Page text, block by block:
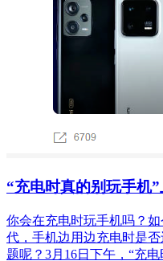
“充电时真的别玩手机
你会在充电时玩手机吗？
代，手机边用边充电时是
题呢？3月16日下午，“充